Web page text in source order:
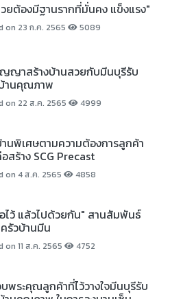
ยต้องมีฐานรากที่มั่นคง แข็งแรง"
on 23 ก.ค. 2565 5089
ญาสร้างบ้านสวยกับมีนบุรีรับ
านคุณภาพ
on 22 ส.ค. 2565 4999
นพิเศษตามความต้องการลูกค้า
สร้าง SCG Precast
on 4 ส.ค. 2565 4858
ไว้ แล้วไปด้วยกัน" สานสัมพันธ์
รัวบ้านมีน
on 11 ส.ค. 2565 4752
พระคุณลูกค้าที่ไว้วางใจมีนบุรีรับ